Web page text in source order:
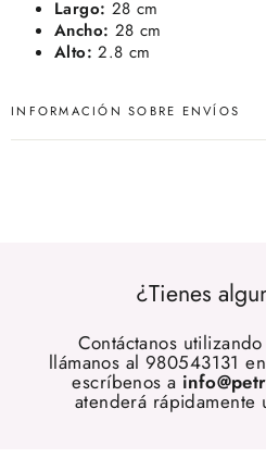
Largo: 28 cm
Ancho: 28 cm
Alto: 2.8 cm
INFORMACIÓN SOBRE ENVÍOS
¿Tienes
Contáctanos
llámanos al 980543131
escríbenos a
atenderá rápidamente